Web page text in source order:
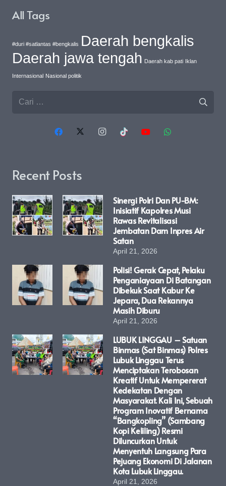
Recent Posts
Sinergi Polri Dan PU-BM:
Inisiatif Kapolres Musi
Rawas Revitalisasi
Jembatan Dam Inpres Air
Satan
April 21, 2026
Polisi! Gerak Cepat, Pelaku
Penganiayaan Di Batangan
Dibekuk Saat Kabur Ke
Jepara, Dua Rekannya
Masih Diburu
April 21, 2026
LUBUK LINGGAU – Satuan
Binmas (Sat Binmas) Polres
Lubuk Linggau Terus
Menciptakan Terobosan
Kreatif Untuk Mempererat
Kedekatan Dengan
Masyarakat. Kali Ini, Sebuah
Program Inovatif Bernama
“Bangkopling” (Sambang
Kopi Keliling) Resmi
Diluncurkan Untuk
Menyentuh Langsung Para
Pejuang Ekonomi Di Jalanan
Kota Lubuk Linggau.
April 21, 2026
All Tags
#duri #satlantas #bengkalis Daerah bengkalis
Daerah jawa tengah Daerah kab pati Iklan
Internasional Nasional politik
Cari